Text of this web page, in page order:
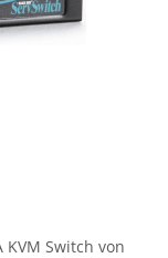
KVM Switch von